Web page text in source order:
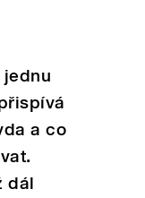
a co
dál